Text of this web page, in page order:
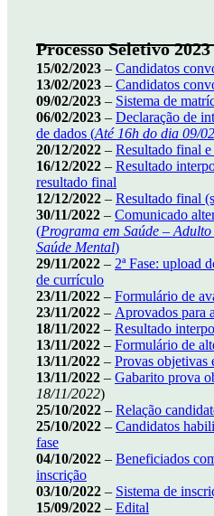
Processo Seletivo 2023
15/02/2023 – Candidatos
13/02/2023 – Candidatos
09/02/2023 – Sistema de
06/02/2023 – Declaração de
de dados (Até 16h do dia 09/02
20/12/2022 – Resultado final
16/12/2022 – Resultado
resultado final
12/12/2022 – Resultado final
30/11/2022 – Comunicado
(Programa em Saúde –
Saúde Mental)
29/11/2022 – 2ª Fase: upload
de currículo
23/11/2022 – Formulário de
23/11/2022 – Aprovados para
18/11/2022 – Resultado
13/11/2022 – Formulário de
13/11/2022 – Provas objetivas
13/11/2022 – Gabarito prova
18/11/2022)
25/10/2022 – Relação
25/10/2022 – Candidatos
fase
04/10/2022 – Beneficiados
inscrição
03/10/2022 – Sistema de
15/09/2022 – Edital